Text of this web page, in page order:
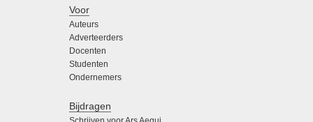
Voor
Auteurs
Adverteerders
Docenten
Studenten
Ondernemers
Bijdragen